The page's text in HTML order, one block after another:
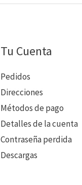
Tu Cuenta
Pedidos
Direcciones
Métodos de pago
Detalles de la cuenta
Contraseña perdida
Descargas